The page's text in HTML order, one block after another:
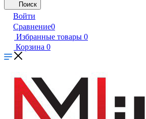
Поиск
Войти
Сравнение0
Избранные товары 0
Корзина 0